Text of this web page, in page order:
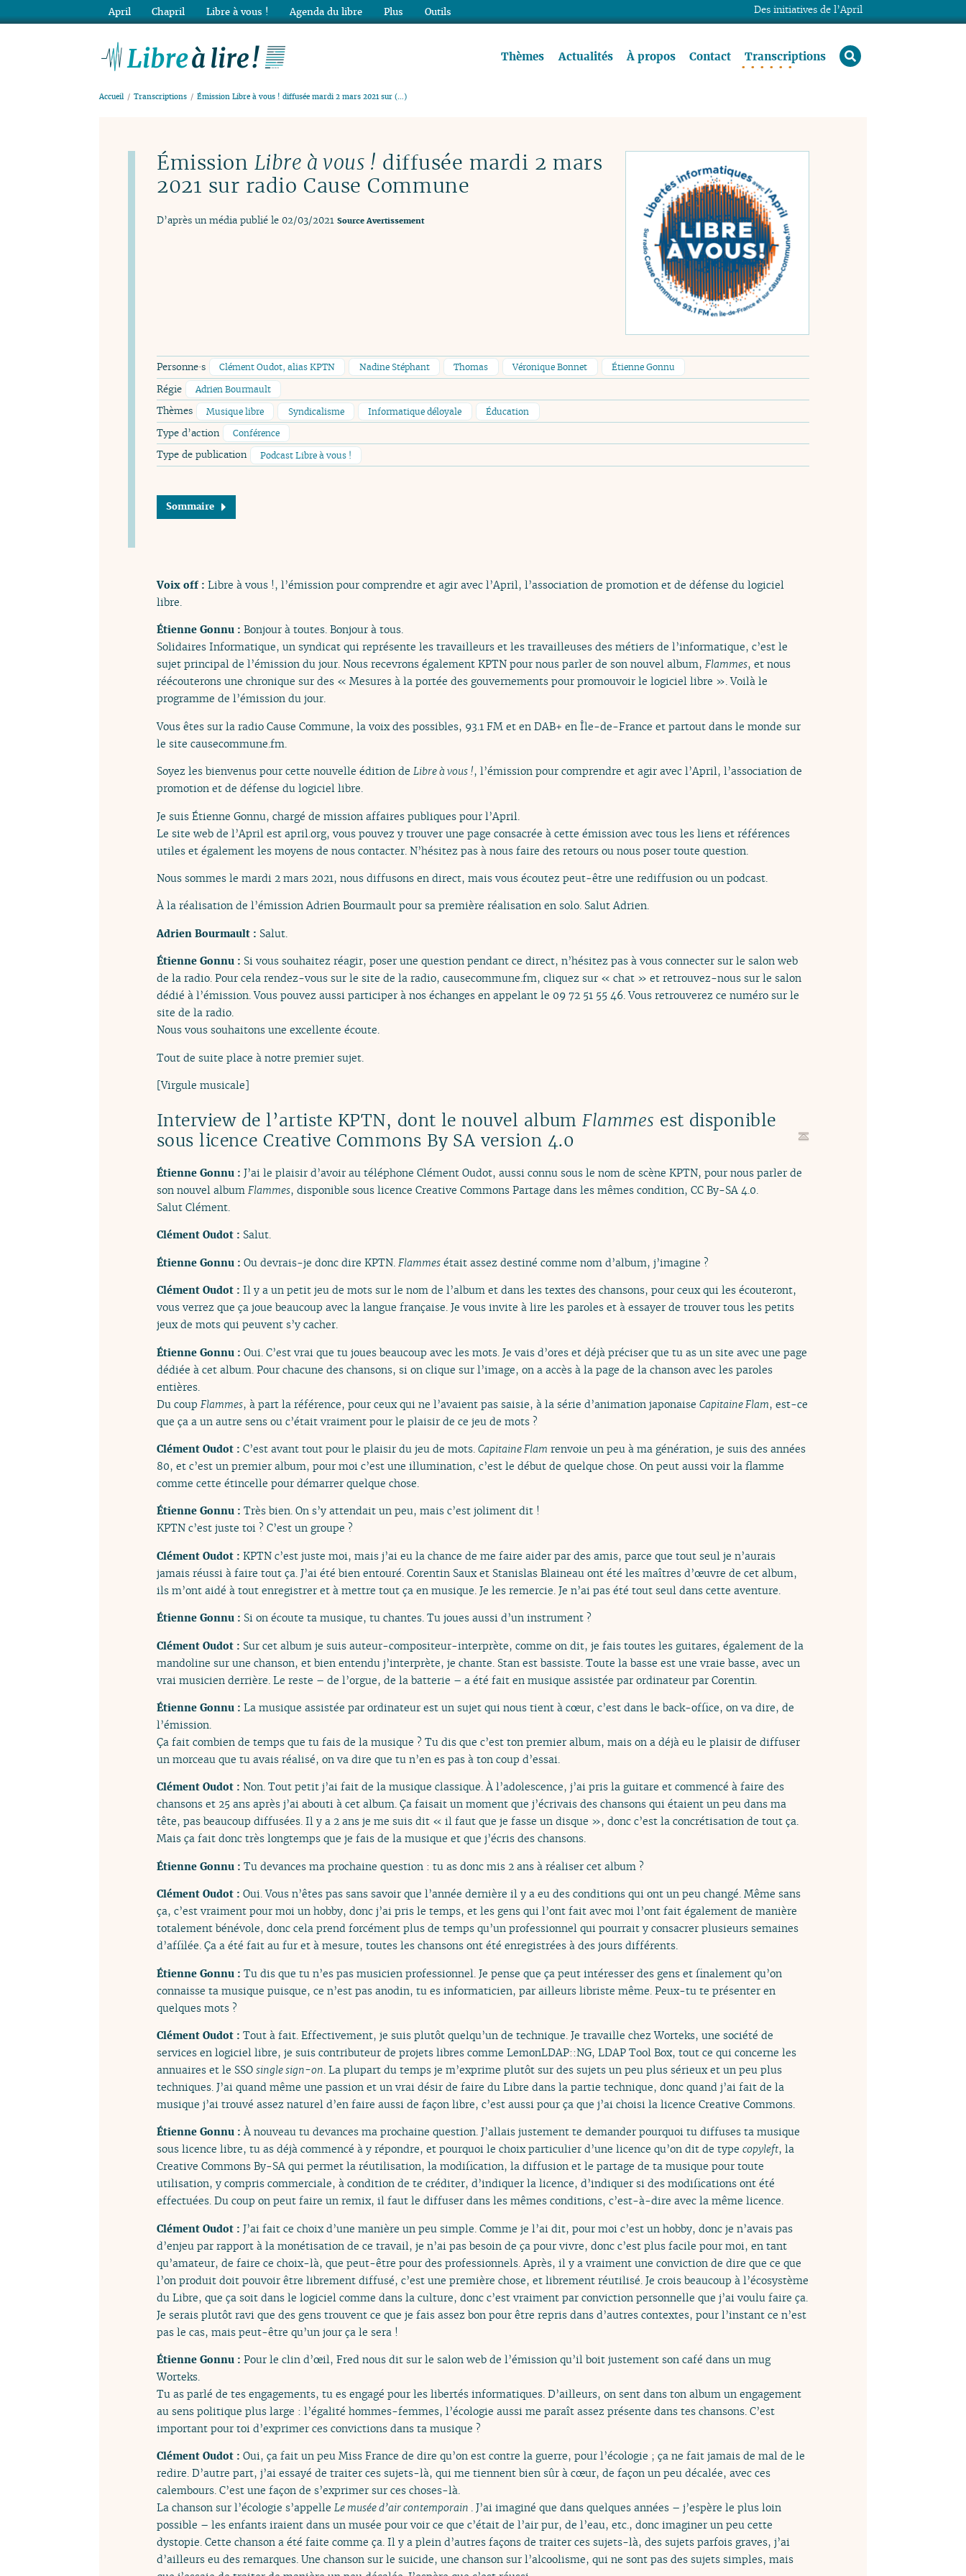
Thèmes Actualités À propos Contact Transcriptions rechercher
Accueil Transcriptions Émission Libre à vous ! diffusée mardi 2 mars 2021 sur (…)
Émission Libre à vous ! diffusée mardi 2 mars
2021 sur radio Cause Commune
D’après un média publié le 02/03/2021 Source Avertissement
Personne·s Clément Oudot, alias KPTN Nadine Stéphant Thomas Véronique Bonnet Étienne Gonnu
Régie Adrien Bourmault
Thèmes Musique libre Syndicalisme Informatique déloyale Éducation
Type d’action Conférence
Type de publication Podcast Libre à vous !
Sommaire
Voix off : Libre à vous !, l’émission pour comprendre et agir avec l’April, l’association de promotion et de défense du logiciel
libre.
Étienne Gonnu : Bonjour à toutes. Bonjour à tous.
Solidaires Informatique, un syndicat qui représente les travailleurs et les travailleuses des métiers de l’informatique, c’est le
sujet principal de l’émission du jour. Nous recevrons également KPTN pour nous parler de son nouvel album, Flammes, et nous
réécouterons une chronique sur des « Mesures à la portée des gouvernements pour promouvoir le logiciel libre ». Voilà le
programme de l’émission du jour.
Vous êtes sur la radio Cause Commune, la voix des possibles, 93.1 FM et en DAB+ en Île-de-France et partout dans le monde sur
le site causecommune.fm.
Soyez les bienvenus pour cette nouvelle édition de Libre à vous !, l’émission pour comprendre et agir avec l’April, l’association de
promotion et de défense du logiciel libre.
Je suis Étienne Gonnu, chargé de mission affaires publiques pour l’April.
Le site web de l’April est april.org, vous pouvez y trouver une page consacrée à cette émission avec tous les liens et références
utiles et également les moyens de nous contacter. N’hésitez pas à nous faire des retours ou nous poser toute question.
Nous sommes le mardi 2 mars 2021, nous diffusons en direct, mais vous écoutez peut-être une rediffusion ou un podcast.
À la réalisation de l’émission Adrien Bourmault pour sa première réalisation en solo. Salut Adrien.
Adrien Bourmault : Salut.
Étienne Gonnu : Si vous souhaitez réagir, poser une question pendant ce direct, n’hésitez pas à vous connecter sur le salon web
de la radio. Pour cela rendez-vous sur le site de la radio, causecommune.fm, cliquez sur « chat » et retrouvez-nous sur le salon
dédié à l’émission. Vous pouvez aussi participer à nos échanges en appelant le 09 72 51 55 46. Vous retrouverez ce numéro sur le
site de la radio.
Nous vous souhaitons une excellente écoute.
Tout de suite place à notre premier sujet.
[Virgule musicale]
Interview de l’artiste KPTN, dont le nouvel albumFlammes est disponible
sous licence Creative Commons By SA version 4.0
Étienne Gonnu : J’ai le plaisir d’avoir au téléphone Clément Oudot, aussi connu sous le nom de scène KPTN, pour nous parler de
son nouvel album Flammes, disponible sous licence Creative Commons Partage dans les mêmes condition, CC By-SA 4.0.
Salut Clément.
Clément Oudot : Salut.
Étienne Gonnu : Ou devrais-je donc dire KPTN. Flammes était assez destiné comme nom d’album, j’imagine ?
Clément Oudot : Il y a un petit jeu de mots sur le nom de l’album et dans les textes des chansons, pour ceux qui les écouteront,
vous verrez que ça joue beaucoup avec la langue française. Je vous invite à lire les paroles et à essayer de trouver tous les petits
jeux de mots qui peuvent s’y cacher.
Étienne Gonnu : Oui. C’est vrai que tu joues beaucoup avec les mots. Je vais d’ores et déjà préciser que tu as un site avec une page
dédiée à cet album. Pour chacune des chansons, si on clique sur l’image, on a accès à la page de la chanson avec les paroles
entières.
Du coup Flammes, à part la référence, pour ceux qui ne l’avaient pas saisie, à la série d’animation japonaise Capitaine Flam, est-ce
que ça a un autre sens ou c’était vraiment pour le plaisir de ce jeu de mots ?
Clément Oudot : C’est avant tout pour le plaisir du jeu de mots. Capitaine Flam renvoie un peu à ma génération, je suis des années
80, et c’est un premier album, pour moi c’est une illumination, c’est le début de quelque chose. On peut aussi voir la flamme
comme cette étincelle pour démarrer quelque chose.
Étienne Gonnu : Très bien. On s’y attendait un peu, mais c’est joliment dit !
KPTN c’est juste toi ? C’est un groupe ?
Clément Oudot : KPTN c’est juste moi, mais j’ai eu la chance de me faire aider par des amis, parce que tout seul je n’aurais
jamais réussi à faire tout ça. J’ai été bien entouré. Corentin Saux et Stanislas Blaineau ont été les maîtres d’œuvre de cet album,
ils m’ont aidé à tout enregistrer et à mettre tout ça en musique. Je les remercie. Je n’ai pas été tout seul dans cette aventure.
Étienne Gonnu : Si on écoute ta musique, tu chantes. Tu joues aussi d’un instrument ?
Clément Oudot : Sur cet album je suis auteur-compositeur-interprète, comme on dit, je fais toutes les guitares, également de la
mandoline sur une chanson, et bien entendu j’interprète, je chante. Stan est bassiste. Toute la basse est une vraie basse, avec un
vrai musicien derrière. Le reste – de l’orgue, de la batterie – a été fait en musique assistée par ordinateur par Corentin.
Étienne Gonnu : La musique assistée par ordinateur est un sujet qui nous tient à cœur, c’est dans le back-office, on va dire, de
l’émission.
Ça fait combien de temps que tu fais de la musique ? Tu dis que c’est ton premier album, mais on a déjà eu le plaisir de diffuser
un morceau que tu avais réalisé, on va dire que tu n’en es pas à ton coup d’essai.
Clément Oudot : Non. Tout petit j’ai fait de la musique classique. À l’adolescence, j’ai pris la guitare et commencé à faire des
chansons et 25 ans après j’ai abouti à cet album. Ça faisait un moment que j’écrivais des chansons qui étaient un peu dans ma
tête, pas beaucoup diffusées. Il y a 2 ans je me suis dit « il faut que je fasse un disque », donc c’est la concrétisation de tout ça.
Mais ça fait donc très longtemps que je fais de la musique et que j’écris des chansons.
Étienne Gonnu : Tu devances ma prochaine question : tu as donc mis 2 ans à réaliser cet album ?
Clément Oudot : Oui. Vous n’êtes pas sans savoir que l’année dernière il y a eu des conditions qui ont un peu changé. Même sans
ça, c’est vraiment pour moi un hobby, donc j’ai pris le temps, et les gens qui l’ont fait avec moi l’ont fait également de manière
totalement bénévole, donc cela prend forcément plus de temps qu’un professionnel qui pourrait y consacrer plusieurs semaines
d’affilée. Ça a été fait au fur et à mesure, toutes les chansons ont été enregistrées à des jours différents.
Étienne Gonnu : Tu dis que tu n’es pas musicien professionnel. Je pense que ça peut intéresser des gens et finalement qu’on
connaisse ta musique puisque, ce n’est pas anodin, tu es informaticien, par ailleurs libriste même. Peux-tu te présenter en
quelques mots ?
Clément Oudot : Tout à fait. Effectivement, je suis plutôt quelqu’un de technique. Je travaille chez Worteks, une société de
services en logiciel libre, je suis contributeur de projets libres comme LemonLDAP::NG, LDAP Tool Box, tout ce qui concerne les
annuaires et le SSO single sign-on. La plupart du temps je m’exprime plutôt sur des sujets un peu plus sérieux et un peu plus
techniques. J’ai quand même une passion et un vrai désir de faire du Libre dans la partie technique, donc quand j’ai fait de la
musique j’ai trouvé assez naturel d’en faire aussi de façon libre, c’est aussi pour ça que j’ai choisi la licence Creative Commons.
Étienne Gonnu :À nouveau tu devances ma prochaine question. J’allais justement te demander pourquoi tu diffuses ta musique
sous licence libre, tu as déjà commencé à y répondre, et pourquoi le choix particulier d’une licence qu’on dit de type copyleft, la
Creative Commons By-SA qui permet la réutilisation, la modification, la diffusion et le partage de ta musique pour toute
utilisation, y compris commerciale, à condition de te créditer, d’indiquer la licence, d’indiquer si des modifications ont été
effectuées. Du coup on peut faire un remix, il faut le diffuser dans les mêmes conditions, c’est-à-dire avec la même licence.
Clément Oudot : J’ai fait ce choix d’une manière un peu simple. Comme je l’ai dit, pour moi c’est un hobby, donc je n’avais pas
d’enjeu par rapport à la monétisation de ce travail, je n’ai pas besoin de ça pour vivre, donc c’est plus facile pour moi, en tant
qu’amateur, de faire ce choix-là, que peut-être pour des professionnels. Après, il y a vraiment une conviction de dire que ce que
l’on produit doit pouvoir être librement diffusé, c’est une première chose, et librement réutilisé. Je crois beaucoup à l’écosystème
du Libre, que ça soit dans le logiciel comme dans la culture, donc c’est vraiment par conviction personnelle que j’ai voulu faire ça.
Je serais plutôt ravi que des gens trouvent ce que je fais assez bon pour être repris dans d’autres contextes, pour l’instant ce n’est
pas le cas, mais peut-être qu’un jour ça le sera !
Étienne Gonnu : Pour le clin d’œil, Fred nous dit sur le salon web de l’émission qu’il boit justement son café dans un mug
Worteks.
Tu as parlé de tes engagements, tu es engagé pour les libertés informatiques. D’ailleurs, on sent dans ton album un engagement
au sens politique plus large : l’égalité hommes-femmes, l’écologie aussi me paraît assez présente dans tes chansons. C’est
important pour toi d’exprimer ces convictions dans ta musique ?
Clément Oudot : Oui, ça fait un peu Miss France de dire qu’on est contre la guerre, pour l’écologie ; ça ne fait jamais de mal de le
redire. D’autre part, j’ai essayé de traiter ces sujets-là, qui me tiennent bien sûr à cœur, de façon un peu décalée, avec ces
calembours. C’est une façon de s’exprimer sur ces choses-là.
La chanson sur l’écologie s’appelle Le musée d’air contemporain . J’ai imaginé que dans quelques années – j’espère le plus loin
possible – les enfants iraient dans un musée pour voir ce que c’était de l’air pur, de l’eau, etc., donc imaginer un peu cette
dystopie. Cette chanson a été faite comme ça. Il y a plein d’autres façons de traiter ces sujets-là, des sujets parfois graves, j’ai
d’ailleurs eu des remarques. Une chanson sur le suicide, une chanson sur l’alcoolisme, qui ne sont pas des sujets simples, mais
Des initiatives de l’April
April Chapril Libre à vous ! Agenda du libre Plus Outils